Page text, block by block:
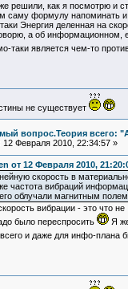
решили, как я посмотрю и
саму формулу напоминать
Энергия деленная на
а об информационном,
таки является чем-то
не существует
вопрос.Теория всего:
12 Февраля 2010, 22:34:57 »
от 12 Февраля 2010,
скорость в
частота вибраций
его облучали магнитным
вибрации - это что
было переспросить
Я же
и даже для инфо-плана